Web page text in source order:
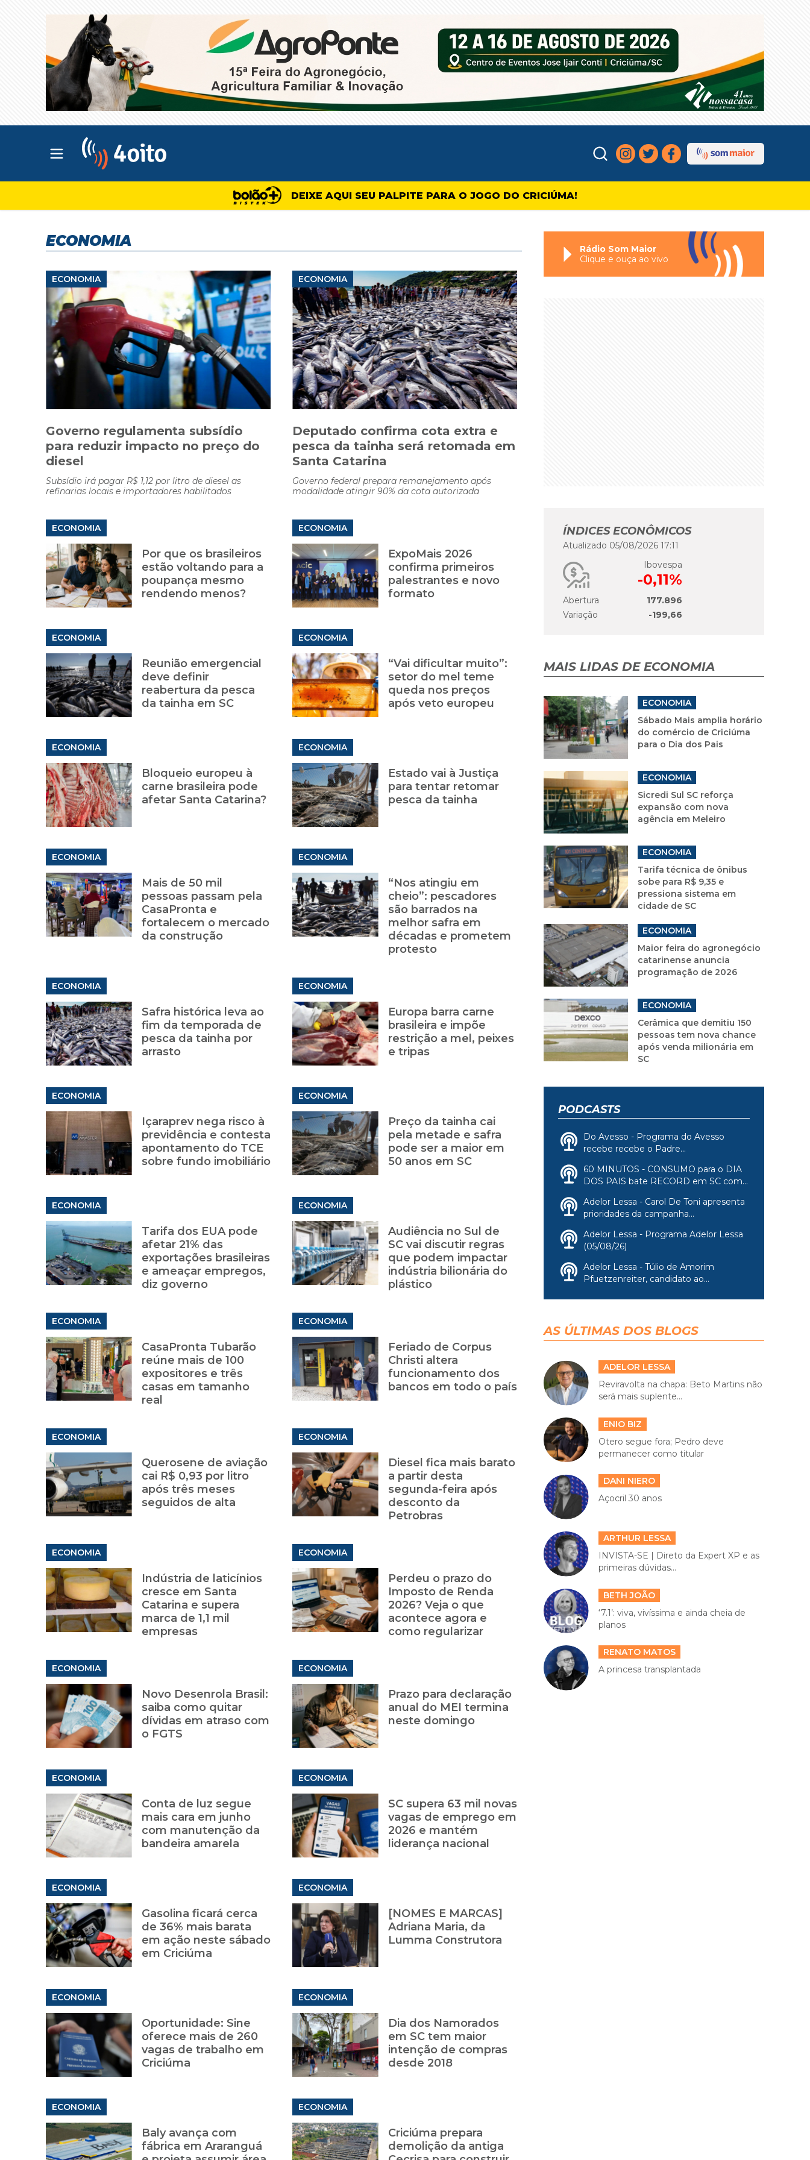
Abrir menu principal
DEIXE AQUI SEU PALPITE PARA O JOGO DO CRICIÚMA!
ECONOMIA
ECONOMIA
Governo regulamenta subsídio
para reduzir impacto no preço do
diesel
Subsídio irá pagar R$ 1,12 por litro de diesel as
refinarias locais e importadores habilitados
ECONOMIA
Deputado confirma cota extra e
pesca da tainha será retomada em
Santa Catarina
Governo federal prepara remanejamento após
modalidade atingir 90% da cota autorizada
ECONOMIA
Por que os brasileiros
estão voltando para a
poupança mesmo
rendendo menos?
ECONOMIA
ExpoMais 2026
confirma primeiros
palestrantes e novo
formato
ECONOMIA
Reunião emergencial
deve definir
reabertura da pesca
da tainha em SC
ECONOMIA
“Vai dificultar muito”:
setor do mel teme
queda nos preços
após veto europeu
ECONOMIA
Bloqueio europeu à
carne brasileira pode
afetar Santa Catarina?
ECONOMIA
Estado vai à Justiça
para tentar retomar
pesca da tainha
ECONOMIA
Mais de 50 mil
pessoas passam pela
CasaPronta e
fortalecem o mercado
da construção
ECONOMIA
“Nos atingiu em
cheio”: pescadores
são barrados na
melhor safra em
décadas e prometem
protesto
ECONOMIA
Safra histórica leva ao
fim da temporada de
pesca da tainha por
arrasto
ECONOMIA
Europa barra carne
brasileira e impõe
restrição a mel, peixes
e tripas
ECONOMIA
Içaraprev nega risco à
previdência e contesta
apontamento do TCE
sobre fundo imobiliário
ECONOMIA
Preço da tainha cai
pela metade e safra
pode ser a maior em
50 anos em SC
ECONOMIA
Tarifa dos EUA pode
afetar 21% das
exportações brasileiras
e ameaçar empregos,
diz governo
ECONOMIA
Audiência no Sul de
SC vai discutir regras
que podem impactar
indústria bilionária do
plástico
ECONOMIA
CasaPronta Tubarão
reúne mais de 100
expositores e três
casas em tamanho
real
ECONOMIA
Feriado de Corpus
Christi altera
funcionamento dos
bancos em todo o país
ECONOMIA
Querosene de aviação
cai R$ 0,93 por litro
após três meses
seguidos de alta
ECONOMIA
Diesel fica mais barato
a partir desta
segunda-feira após
desconto da
Petrobras
ECONOMIA
Indústria de laticínios
cresce em Santa
Catarina e supera
marca de 1,1 mil
empresas
ECONOMIA
Perdeu o prazo do
Imposto de Renda
2026? Veja o que
acontece agora e
como regularizar
ECONOMIA
Novo Desenrola Brasil:
saiba como quitar
dívidas em atraso com
o FGTS
ECONOMIA
Prazo para declaração
anual do MEI termina
neste domingo
ECONOMIA
Conta de luz segue
mais cara em junho
com manutenção da
bandeira amarela
ECONOMIA
SC supera 63 mil novas
vagas de emprego em
2026 e mantém
liderança nacional
ECONOMIA
Gasolina ficará cerca
de 36% mais barata
em ação neste sábado
em Criciúma
ECONOMIA
[NOMES E MARCAS]
Adriana Maria, da
Lumma Construtora
ECONOMIA
Oportunidade: Sine
oferece mais de 260
vagas de trabalho em
Criciúma
ECONOMIA
Dia dos Namorados
em SC tem maior
intenção de compras
desde 2018
ECONOMIA
Baly avança com
fábrica em Araranguá
ECONOMIA
Criciúma prepara
demolição da antiga
Rádio Som Maior
Clique e ouça ao vivo
ÍNDICES ECONÔMICOS
Atualizado 05/08/2026 17:11
Ibovespa
-0,11%
Abertura
177.896
Variação
-199,66
MAIS LIDAS DE ECONOMIA
ECONOMIA
Sábado Mais amplia horário
do comércio de Criciúma
para o Dia dos Pais
ECONOMIA
Sicredi Sul SC reforça
expansão com nova
agência em Meleiro
ECONOMIA
Tarifa técnica de ônibus
sobe para R$ 9,35 e
pressiona sistema em
cidade de SC
ECONOMIA
Maior feira do agronegócio
catarinense anuncia
programação de 2026
ECONOMIA
Cerâmica que demitiu 150
pessoas tem nova chance
após venda milionária em
SC
PODCASTS
Do Avesso - Programa do Avesso
recebe recebe o Padre...
60 MINUTOS - CONSUMO para o DIA
DOS PAIS bate RECORD em SC com...
Adelor Lessa - Carol De Toni apresenta
prioridades da campanha...
Adelor Lessa - Programa Adelor Lessa
(05/08/26)
Adelor Lessa - Túlio de Amorim
Pfuetzenreiter, candidato ao...
AS ÚLTIMAS DOS BLOGS
ADELOR LESSA
Reviravolta na chapa: Beto Martins não
será mais suplente...
ENIO BIZ
Otero segue fora; Pedro deve
permanecer como titular
DANI NIERO
Açocril 30 anos
ARTHUR LESSA
INVISTA-SE | Direto da Expert XP e as
primeiras dúvidas...
BETH JOÃO
‘7.1’: viva, vivíssima e ainda cheia de
planos
RENATO MATOS
A princesa transplantada